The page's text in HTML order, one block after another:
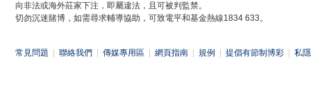
向非法或海外莊家下注，即屬違法，且可被判監禁。
切勿沉迷賭博，如需尋求輔導協助，可致電平和基金熱線1834 633。
常見問題 聯絡我們 傳媒專用區 網頁指南 規例 提倡有節制博彩 私